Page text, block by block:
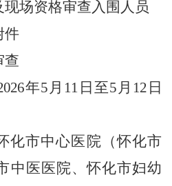
场资格审查入围人员
件
查
年5 月 11 日至5 月 12 日
化市中心医院（怀化市
中医医院、怀化市妇幼